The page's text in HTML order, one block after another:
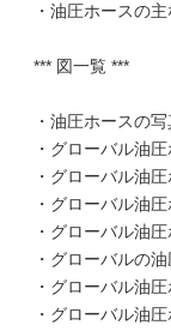
・油圧ホースの
*** 図一覧 ***
・油圧ホースの
・グローバル油
・グローバル油
・グローバル油
・グローバル油
・グローバルの
・グローバル油
・グローバル油